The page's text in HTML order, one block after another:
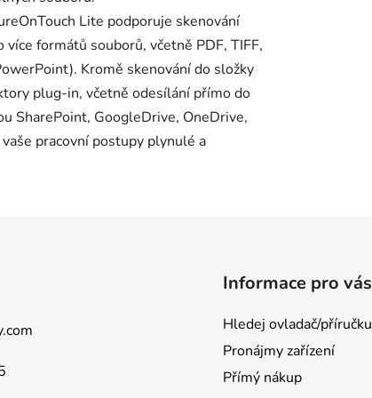
Lite podporuje skenování
formátů souborů, včetně PDF, TIFF,
Kromě skenování do složky
plug-in, včetně odesílání přímo do
SharePoint, GoogleDrive, OneDrive,
pracovní postupy plynulé a
Informace pro vás
Hledej ovladač/příručku
Pronájmy zařízení
Přímý nákup